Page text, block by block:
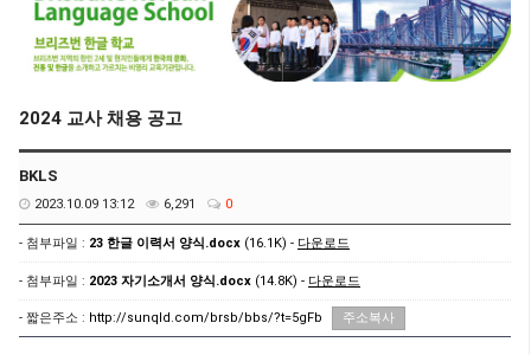
2024 교사 채용 공고
BKLS
2023.10.09 13:12 6,291 0
- 첨부파일 : 23 한글 이력서 양식.docx (16.1K) - 다운로드
- 첨부파일 : 2023 자기소개서 양식.docx (14.8K) - 다운로드
- 짧은주소 : http://sunqld.com/brsb/bbs/?t=5gFb 주소복사